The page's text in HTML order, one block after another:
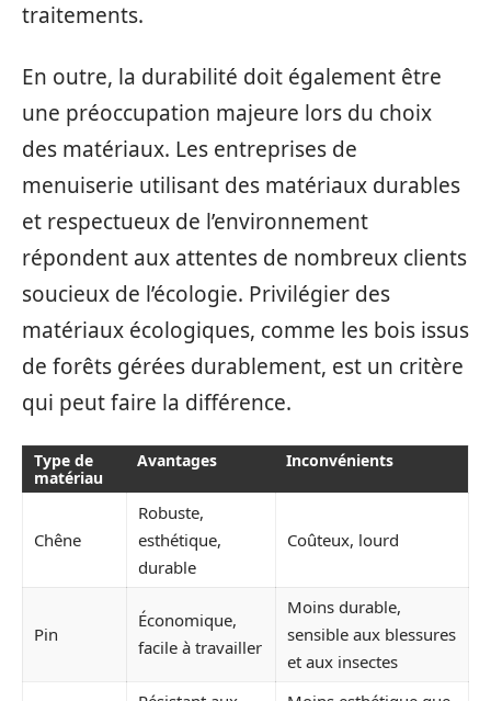
traitements.
En outre, la durabilité doit également être
une préoccupation majeure lors du choix
des matériaux. Les entreprises de
menuiserie utilisant des matériaux durables
et respectueux de l’environnement
répondent aux attentes de nombreux clients
soucieux de l’écologie. Privilégier des
matériaux écologiques, comme les bois issus
de forêts gérées durablement, est un critère
qui peut faire la différence.
Type de
matériau
Avantages Inconvénients
Chêne
Robuste,
esthétique,
durable
Coûteux, lourd
Pin
Économique,
facile à travailler
Moins durable,
sensible aux blessures
et aux insectes